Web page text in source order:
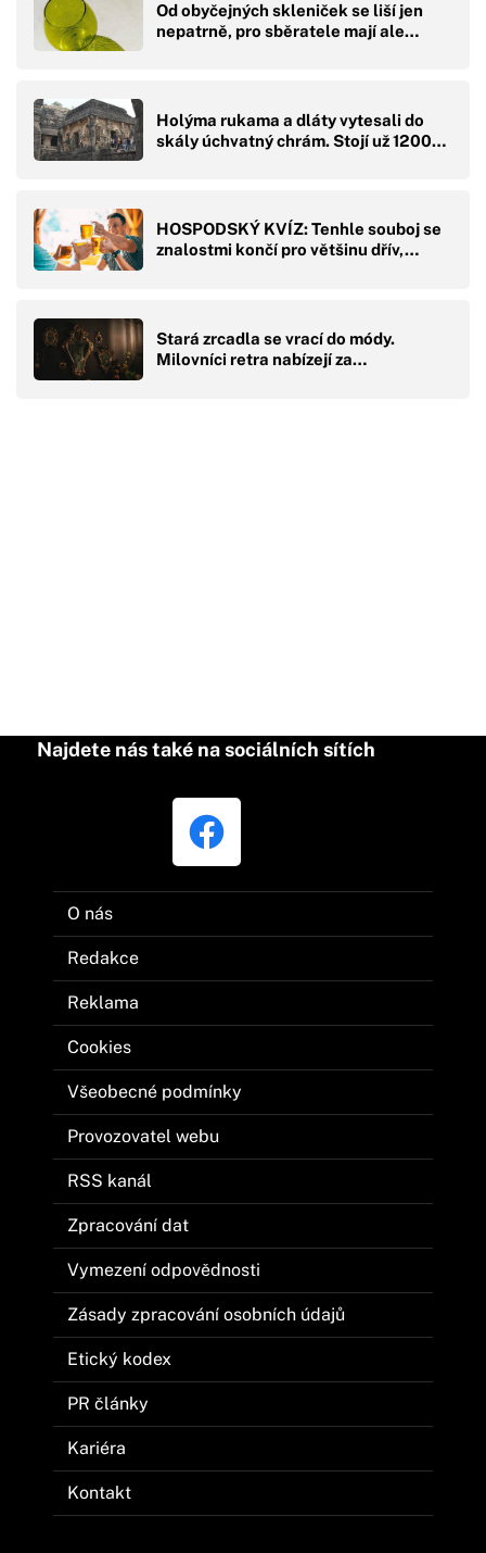
Od obyčejných skleniček se liší jen
nepatrně, pro sběratele mají ale…
Holýma rukama a dláty vytesali do
skály úchvatný chrám. Stojí už 1200…
HOSPODSKÝ KVÍZ: Tenhle souboj se
znalostmi končí pro většinu dřív,…
Stará zrcadla se vrací do módy.
Milovníci retra nabízejí za…
Najdete nás také na sociálních sítích
O nás
Redakce
Reklama
Cookies
Všeobecné podmínky
Provozovatel webu
RSS kanál
Zpracování dat
Vymezení odpovědnosti
Zásady zpracování osobních údajů
Etický kodex
PR články
Kariéra
Kontakt